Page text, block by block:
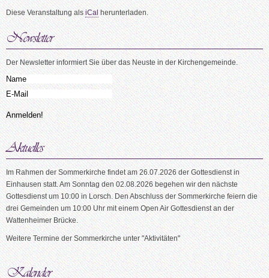
Diese Veranstaltung alsiCalherunterladen.
Der Newsletter informiert Sie über das Neuste in der Kirchengemeinde.
Im Rahmen der Sommerkirche findet am 26.07.2026 der Gottesdienst in
Einhausen statt. Am Sonntag den 02.08.2026 begehen wir den nächste
Gottesdienst um 10:00 in Lorsch. Den Abschluss der Sommerkirche feiern die
drei Gemeinden um 10:00 Uhr mit einem Open Air Gottesdienst an der
Wattenheimer Brücke.
Weitere Termine der Sommerkirche unter "Aktivitäten"